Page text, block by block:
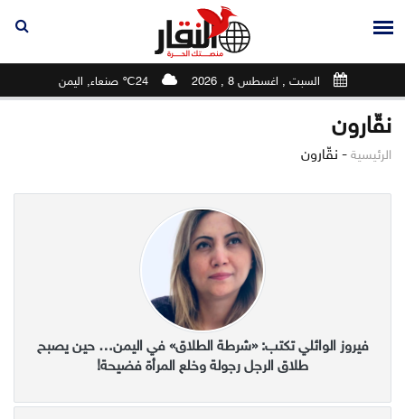
السبت , اغسطس 8 , 2026 24℃ صنعاء, اليمن
نقّارون
الرئيسية - نقّارون
فيروز الوائلي تكتب: «شرطة الطلاق» في اليمن… حين يصبح
طلاق الرجل رجولة وخلع المرأة فضيحة!